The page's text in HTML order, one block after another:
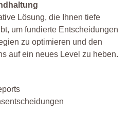
Lösung, die Ihnen tiefe
um fundierte Entscheidungen
zu optimieren und den
auf ein neues Level zu heben.